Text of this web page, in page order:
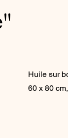
Huile sur
60 x 80